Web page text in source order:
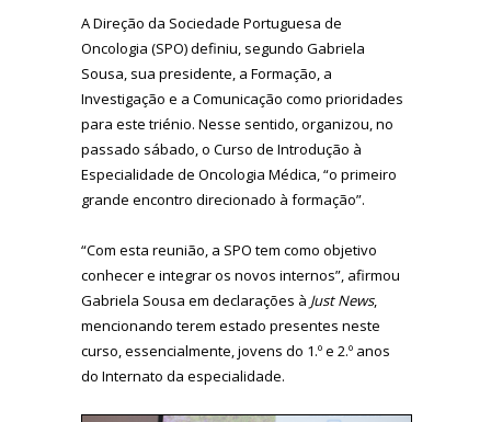
A Direção da Sociedade Portuguesa de
Oncologia (SPO) definiu, segundo Gabriela
Sousa, sua presidente, a Formação, a
Investigação e a Comunicação como prioridades
para este triénio. Nesse sentido, organizou, no
passado sábado, o Curso de Introdução à
Especialidade de Oncologia Médica, “o primeiro
grande encontro direcionado à formação”.
“Com esta reunião, a SPO tem como objetivo
conhecer e integrar os novos internos”, afirmou
Gabriela Sousa em declarações à Just News,
mencionando terem estado presentes neste
curso, essencialmente, jovens do 1.º e 2.º anos
do Internato da especialidade.